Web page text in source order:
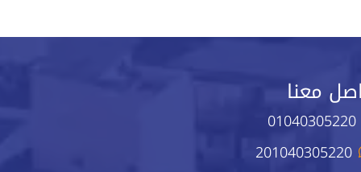
معنا
01040305220
201040305220